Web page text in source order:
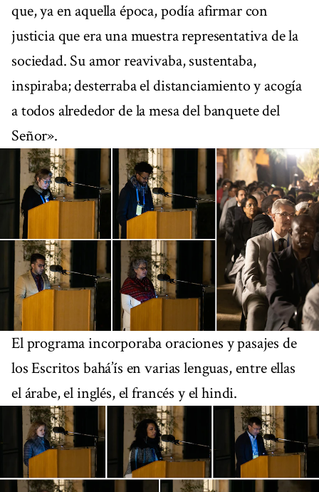
que, ya en aquella época, podía afirmar con
justicia que era una muestra representativa de la
sociedad. Su amor reavivaba, sustentaba,
inspiraba; desterraba el distanciamiento y acogía
a todos alrededor de la mesa del banquete del
Señor».
El programa incorporaba oraciones y pasajes de
los Escritos bahá’ís en varias lenguas, entre ellas
el árabe, el inglés, el francés y el hindi.